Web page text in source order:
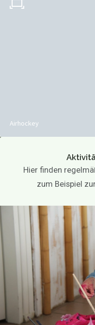
Airhockey
Hier finden
zum Beispiel